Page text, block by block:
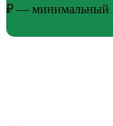
₽ — минимальный